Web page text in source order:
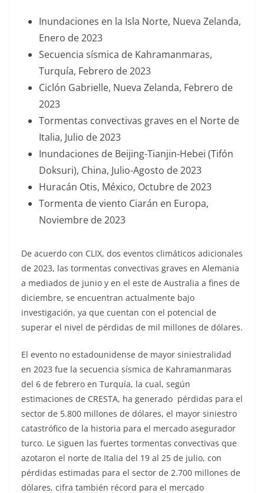
Inundaciones en la Isla Norte, Nueva Zelanda,
Enero de 2023
Secuencia sísmica de Kahramanmaras,
Turquía, Febrero de 2023
Ciclón Gabrielle, Nueva Zelanda, Febrero de
2023
Tormentas convectivas graves en el Norte de
Italia, Julio de 2023
Inundaciones de Beijing-Tianjin-Hebei (Tifón
Doksuri), China, Julio-Agosto de 2023
Huracán Otis, México, Octubre de 2023
Tormenta de viento Ciarán en Europa,
Noviembre de 2023
De acuerdo con CLIX, dos eventos climáticos adicionales
de 2023, las tormentas convectivas graves en Alemania
a mediados de junio y en el este de Australia a fines de
diciembre, se encuentran actualmente bajo
investigación, ya que cuentan con el potencial de
superar el nivel de pérdidas de mil millones de dólares.
El evento no estadounidense de mayor siniestralidad
en 2023 fue la secuencia sísmica de Kahramanmaras
del 6 de febrero en Turquía, la cual, según
estimaciones de CRESTA, ha generado pérdidas para el
sector de 5.800 millones de dólares, el mayor siniestro
catastrófico de la historia para el mercado asegurador
turco. Le siguen las fuertes tormentas convectivas que
azotaron el norte de Italia del 19 al 25 de julio, con
pérdidas estimadas para el sector de 2.700 millones de
dólares, cifra también récord para el mercado